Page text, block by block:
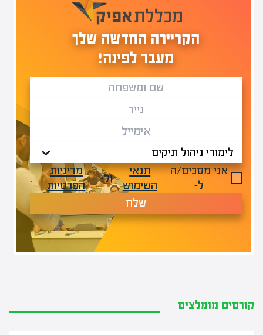
הקריירה החדשה שלך
מעבר לפינה!
אני מסכים/ה
ל-
תנאי
השימוש
ול-
מדיניות
הפרטיות
.
שלח
קורסים מומלצים